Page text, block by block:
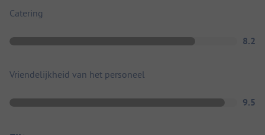
Catering
8.2
Vriendelijkheid van het personeel
9.5